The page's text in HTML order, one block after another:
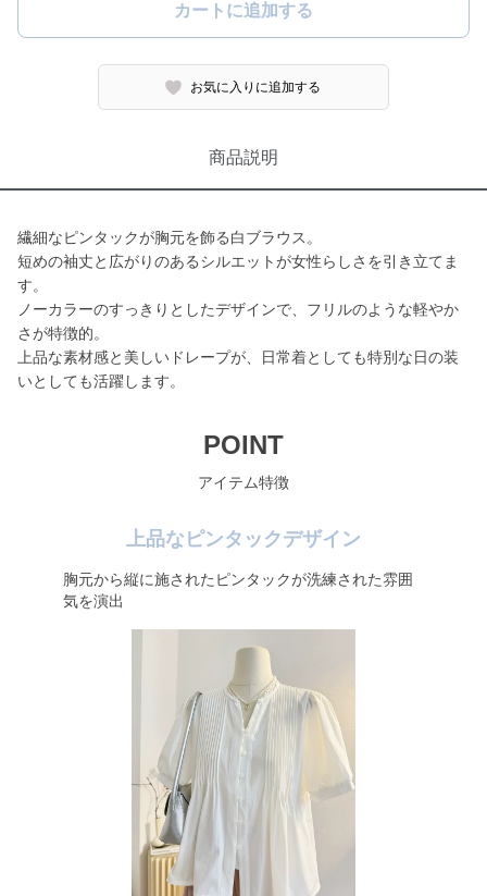
カートに追加する
お気に入りに追加する
商品説明
繊細なピンタックが胸元を飾る白ブラウス。
短めの袖丈と広がりのあるシルエットが女性らしさを引き立てま
す。
ノーカラーのすっきりとしたデザインで、フリルのような軽やか
さが特徴的。
上品な素材感と美しいドレープが、日常着としても特別な日の装
いとしても活躍します。
POINT
アイテム特徴
上品なピンタックデザイン
胸元から縦に施されたピンタックが洗練された雰囲
気を演出